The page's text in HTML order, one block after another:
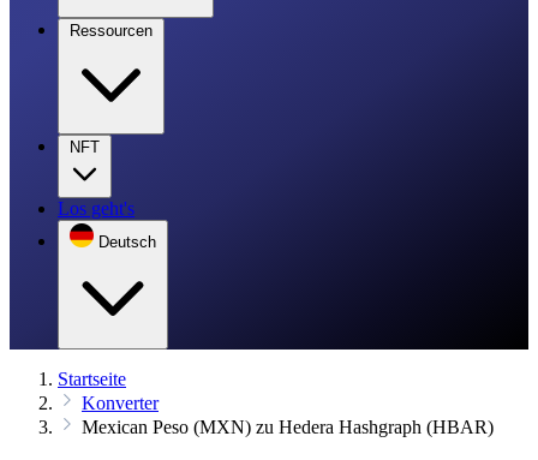
Ressourcen
NFT
Los geht's
Deutsch
Startseite
Konverter
Mexican Peso (MXN) zu Hedera Hashgraph (HBAR)